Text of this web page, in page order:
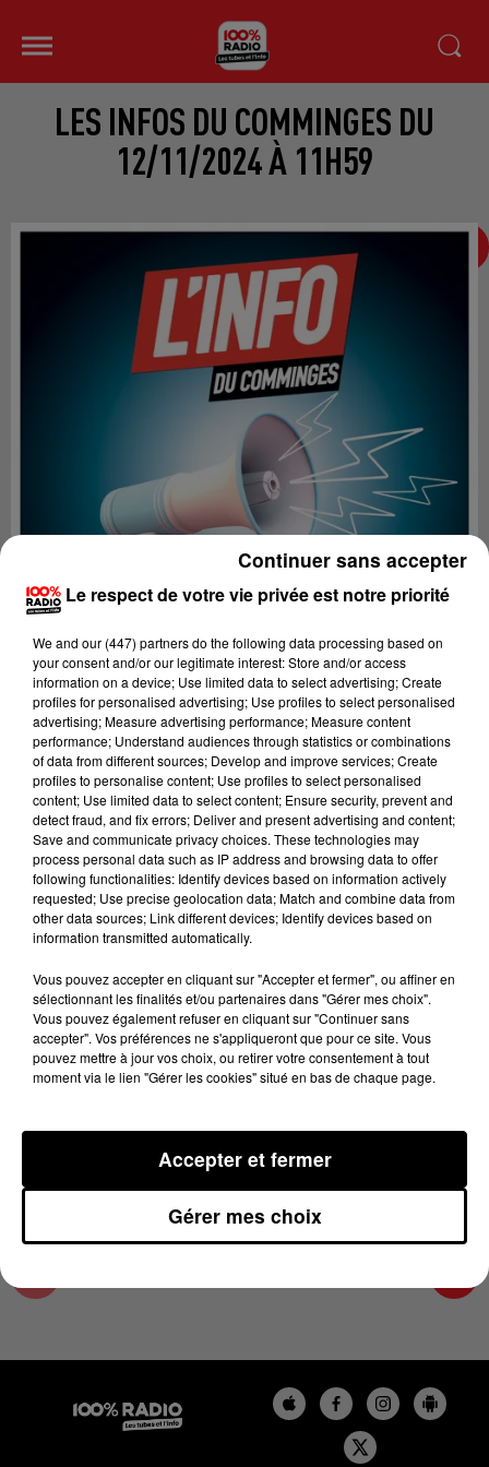
LES INFOS DU COMMINGES DU
12/11/2024 À 11H59
Lecture (2 min 22 sec)
100%
100% Radio les infos du Comminges
12 novembre 2024 - 2 min 22 sec
LES INFOS DU COMMINGES DU 12/11/2024 À
11H59
Podcast infos du Comminges
Le respect de votre vie privée est notre priorité
We and our (447) partnersdo the following data processing based on
your consent and/or our legitimate interest: Store and/or access
information on a device; Use limited data to select advertising; Create
profiles for personalised advertising; Use profiles to select personalised
advertising; Measure advertising performance; Measure content
performance; Understand audiences through statistics or combinations
of data from different sources; Develop and improve services; Create
profiles to personalise content; Use profiles to select personalised
content; Use limited data to select content; Ensure security, prevent and
detect fraud, and fix errors; Deliver and present advertising and content;
Save and communicate privacy choices. These technologies may
process personal data such as IP address and browsing data to offer
following functionalities: Identify devices based on information actively
requested; Use precise geolocation data; Match and combine data from
other data sources; Link different devices; Identify devices based on
information transmitted automatically.
Vous pouvez accepter en cliquant sur "Accepter et fermer", ou affiner en
sélectionnant les finalités et/ou partenaires dans "Gérer mes choix".
Vous pouvez également refuser en cliquant sur "Continuer sans
accepter". Vos préférences ne s'appliqueront que pour ce site. Vous
pouvez mettre à jour vos choix, ou retirer votre consentement à tout
moment via le lien "Gérer les cookies" situé en bas de chaque page.
Gérer mes choix
Accepter et fermer
Continuer sans accepter